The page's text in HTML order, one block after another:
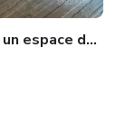
espace de